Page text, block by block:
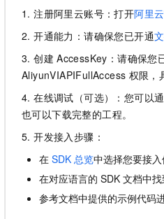
1. 注册阿里云账号：打开阿里
2. 开通能力：请确保您已开通
3. 创建 AccessKey：请确保您
AliyunVIAPIFullAccess 权限，
4. 在线调试（可选）：您可以
也可以下载完整的工程。
5. 开发接入步骤：
在 SDK 总览中选择您要接
在对应语言的 SDK 文档中找
参考文档中提供的示例代码
Happy 系列大模型
新一代 AI 视频生成模型，深度适配广告营销等场景
大模型解决方案
快速部署 Dify，高效搭建 AI 应用
10 分钟在聊天系统中增加一个 AI 助手
在企业官网、通讯软件中为客户提供 AI 客服
AI 开发和 AI 应用解决方案